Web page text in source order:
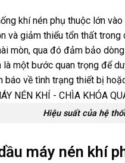
khí nén phụ thuộc lớn
và giảm thiểu tổn thất trong
mòn, qua đó đảm bảo
một bước quan trọng để
báo về tình trạng thiết bị
Hiệu suất của hệ
máy nén khí